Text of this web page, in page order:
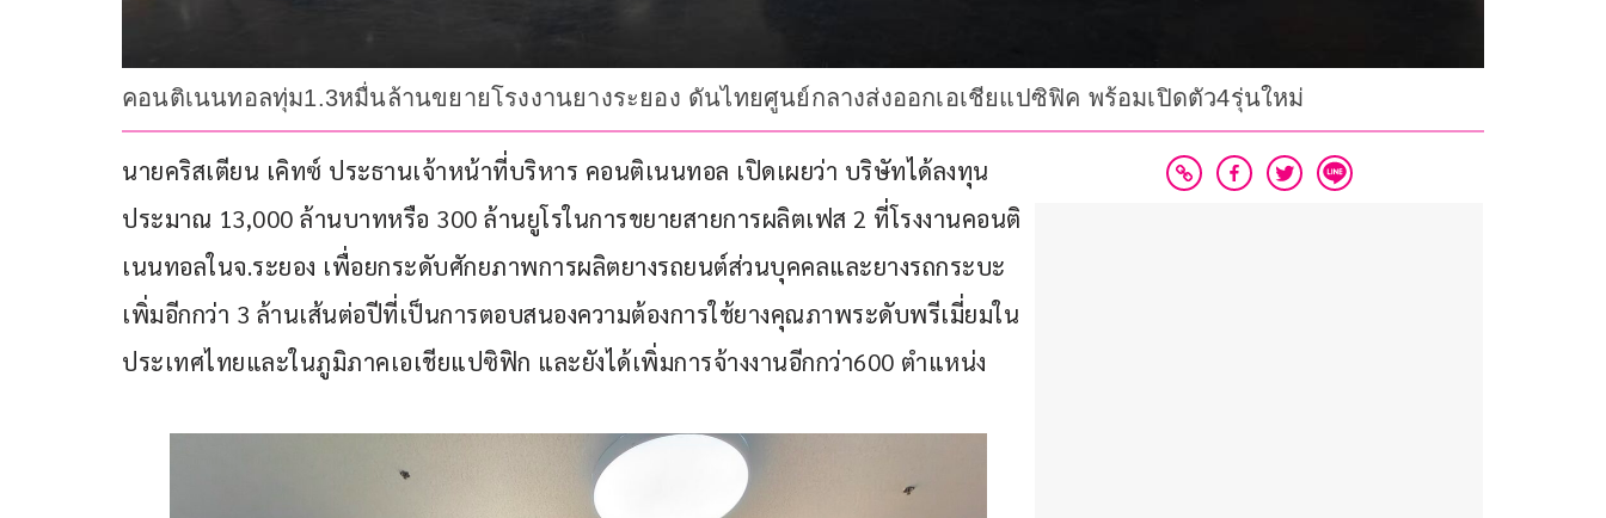
คอนติเนนทอลทุ่ม1.3หมื่นล้านขยายโรงงานยางระยอง ดันไทยศูนย์กลางส่งออกเอเชียแปซิฟิค พร้อมเปิดตัว4รุ่นใหม่
นายคริสเตียน เคิทซ์ ประธานเจ้าหน้าที่บริหาร คอนติเนนทอล เปิดเผยว่า บริษัทได้ลงทุน
ประมาณ 13,000 ล้านบาทหรือ 300 ล้านยูโรในการขยายสายการผลิตเฟส 2 ที่โรงงานคอนติ
เนนทอลในจ.ระยอง เพื่อยกระดับศักยภาพการผลิตยางรถยนต์ส่วนบุคคลและยางรถกระบะ
เพิ่มอีกกว่า 3 ล้านเส้นต่อปีที่เป็นการตอบสนองความต้องการใช้ยางคุณภาพระดับพรีเมี่ยมใน
ประเทศไทยและในภูมิภาคเอเชียแปซิฟิก และยังได้เพิ่มการจ้างงานอีกกว่า600 ตำแหน่ง